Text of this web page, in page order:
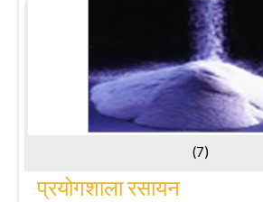
(7)
प्रयोगशाला रसायन